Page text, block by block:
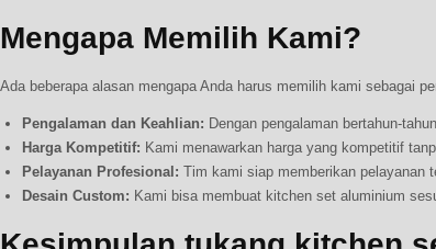
Mengapa Memilih Kami?
Ada beberapa alasan mengapa Anda harus memilih kami sebagai
Pengalaman dan Keahlian: Dengan pengalaman bertahun-
Harga Kompetitif: Kami menawarkan harga yang kompetitif
Pelayanan Profesional: Tim kami siap memberikan pelayanan
Desain Custom: Kami bisa membuat kitchen set aluminium